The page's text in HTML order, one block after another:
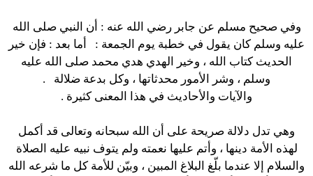
وفي صحيح مسلم عن جابر رضي الله عنه : أن النبي صلى الله
عليه وسلم كان يقول في خطبة يوم الجمعة : أما بعد : فإن خير
الحديث كتاب الله ، وخير الهدي هدي محمد صلى الله عليه
وسلم ، وشر الأمور محدثاتها ، وكل بدعة ضلالة
.
والآيات والأحاديث في هذا المعنى كثيرة .
وهي تدل دلالة صريحة على أن الله سبحانه وتعالى قد أكمل
لهذه الأمة دينها ، وأتم عليها نعمته ولم يتوف نبيه عليه الصلاة
والسلام إلا عندما بلّغ البلاغ المبين ، وبيّن للأمة كل ما شرعه الله